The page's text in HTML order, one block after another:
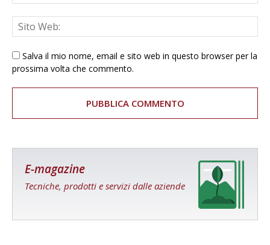
Salva il mio nome, email e sito web in questo browser per la
prossima volta che commento.
E-magazine
Tecniche, prodotti e servizi dalle aziende